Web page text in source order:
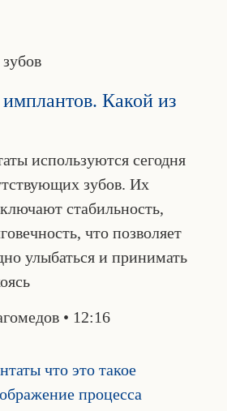
Какой из
используются сегодня
зубов. Их
стабильность,
что позволяет
улыбаться и принимать
12:16